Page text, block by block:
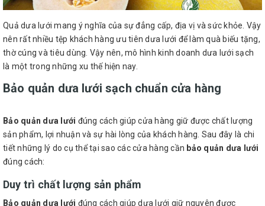
Quả dưa lưới mang ý nghĩa của sự đẳng cấp, địa vị và sức khỏe. Vậy
nên rất nhiều tệp khách hàng ưu tiên dưa lưới để làm quà biếu tặng,
thờ cúng và tiêu dùng. Vậy nên, mô hình kinh doanh dưa lưới sạch
là một trong những xu thế hiện nay.
Bảo quản dưa lưới sạch chuẩn cửa hàng
Bảo quản dưa lưới đúng cách giúp cửa hàng giữ được chất lượng
sản phẩm, lợi nhuận và sự hài lòng của khách hàng. Sau đây là chi
tiết những lý do cụ thể tại sao các cửa hàng cần bảo quản dưa lưới
đúng cách:
Duy trì chất lượng sản phẩm
Bảo quản dưa lưới đúng cách giúp dưa lưới giữ nguyên được